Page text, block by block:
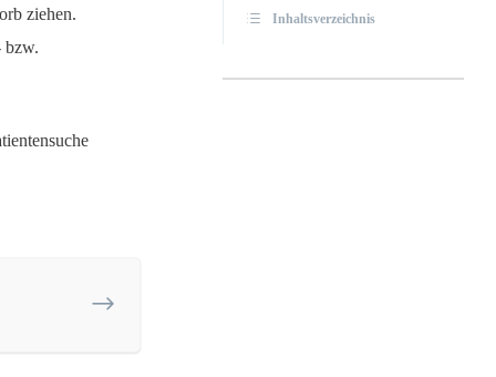
ziehen.
bzw.
Inhaltsverzeichnis